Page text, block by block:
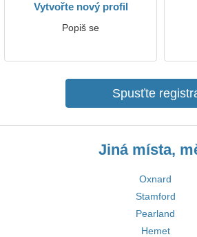
Vytvořte nový profil
Popiš se
Spusťte
Jiná místa,
Oxnard
Stamford
Pearland
Hemet